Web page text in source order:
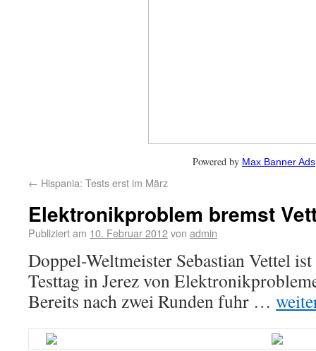
Powered by Max Banner Ads
← Hispania: Tests erst im März
Elektronikproblem bremst
Publiziert am 10. Februar 2012von admin
Doppel-Weltmeister Sebastian Vettel
Testtag in Jerez von
Bereits nach zwei Runden fuhr …